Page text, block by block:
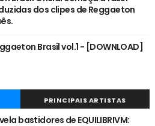
dos clipes de Reggaeton
Brasil vol.1 - [DOWNLOAD]
PRINCIPAIS ARTISTAS
bastidores de EQUILIBRIVM: